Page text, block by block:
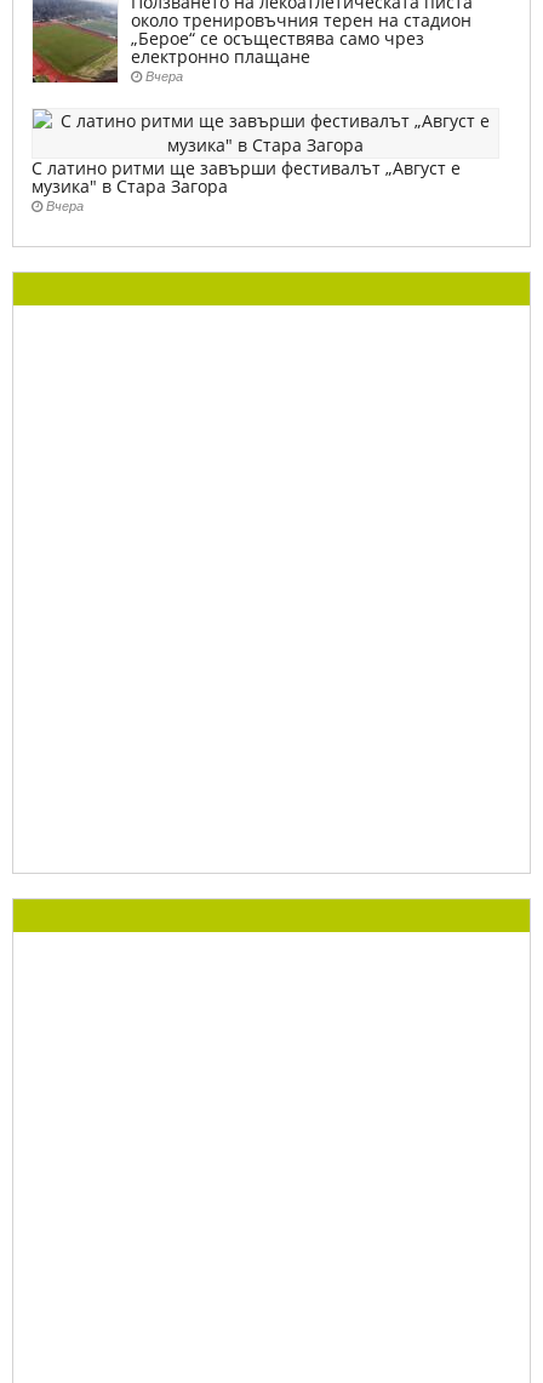
около тренировъчния терен на стадион
„Берое“ се осъществява само чрез
електронно плащане
Вчера
С латино ритми ще завърши фестивалът „Август е
музика" в Стара Загора
Вчера